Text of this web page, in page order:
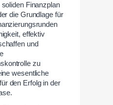
Finanzplan
die Grundlage für
effektiv
und
zu
wesentliche
den Erfolg in der